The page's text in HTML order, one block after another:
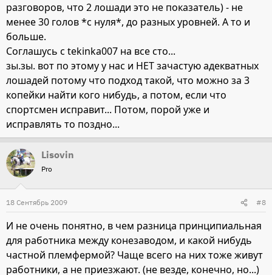
разговоров, что 2 лошади это не показатель) - не
менее 30 голов *с нуля*, до разных уровней. А то и
больше.
Соглашусь с tekinka007 на все сто...
зы.зы. вот по этому у нас и НЕТ зачастую адекватных
лошадей потому что подход такой, что можно за 3
копейки найти кого нибудь, а потом, если что
спортсмен исправит... Потом, порой уже и
исправлять то поздно...
Lisovin
Pro
18 Сентябрь 2009 #8
И не очень понятно, в чем разница принципиальная
для работника между конезаводом, и какой нибудь
частной племфермой? Чаще всего на них тоже живут
работники, а не приезжают. (не везде, конечно, но...)